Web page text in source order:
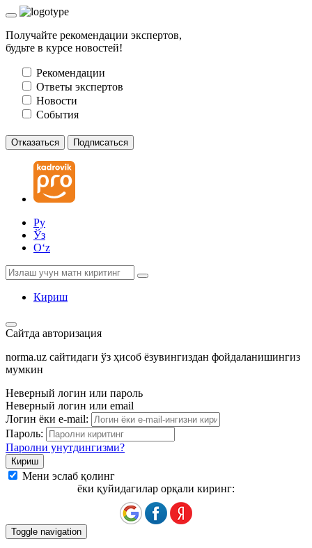
Получайте рекомендации экспертов,
будьте в курсе новостей!
Рекомендации
Ответы экспертов
Новости
События
Отказаться Подписаться
Ру
Ўз
Oʻz
Кириш
Сайтда авторизация
norma.uz сайтидаги ўз ҳисоб ёзувингиздан фойдаланишингиз
мумкин
Неверный логин или пароль
Неверный логин или email
Логин ёки e-mail:
Пароль:
Паролни унутдингизми?
Мени эслаб қолинг
ёки қуйидагилар орқали киринг:
Toggle navigation